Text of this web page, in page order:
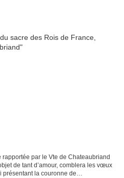
par le Vte de Chateaubriand
de tant d’amour, comblera les vœux
présentant la couronne de